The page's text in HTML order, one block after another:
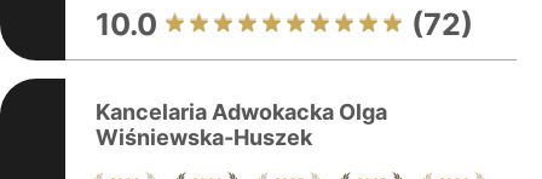
10.0 (72)
Kancelaria Adwokacka Olga
Wiśniewska-Huszek